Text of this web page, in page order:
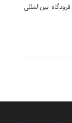
بین‌المللی